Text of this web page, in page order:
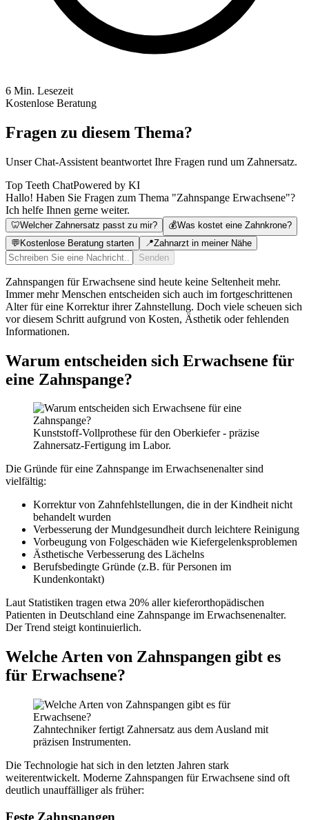
6 Min. Lesezeit
Kostenlose Beratung
Fragen zu diesem Thema?
Unser Chat-Assistent beantwortet Ihre Fragen rund um Zahnersatz.
Top Teeth ChatPowered by KI
Hallo! Haben Sie Fragen zum Thema "Zahnspange Erwachsene"?
Ich helfe Ihnen gerne weiter.
🦷Welcher Zahnersatz passt zu mir? 💰Was kostet eine Zahnkrone?
💬Kostenlose Beratung starten 📍Zahnarzt in meiner Nähe
Senden
Zahnspangen für Erwachsene sind heute keine Seltenheit mehr.
Immer mehr Menschen entscheiden sich auch im fortgeschrittenen
Alter für eine Korrektur ihrer Zahnstellung. Doch viele scheuen sich
vor diesem Schritt aufgrund von Kosten, Ästhetik oder fehlenden
Informationen.
Warum entscheiden sich Erwachsene für
eine Zahnspange?
Kunststoff-Vollprothese für den Oberkiefer - präzise
Zahnersatz-Fertigung im Labor.
Die Gründe für eine Zahnspange im Erwachsenenalter sind
vielfältig:
Korrektur von Zahnfehlstellungen, die in der Kindheit nicht
behandelt wurden
Verbesserung der Mundgesundheit durch leichtere Reinigung
Vorbeugung von Folgeschäden wie Kiefergelenksproblemen
Ästhetische Verbesserung des Lächelns
Berufsbedingte Gründe (z.B. für Personen im
Kundenkontakt)
Laut Statistiken tragen etwa 20% aller kieferorthopädischen
Patienten in Deutschland eine Zahnspange im Erwachsenenalter.
Der Trend steigt kontinuierlich.
Welche Arten von Zahnspangen gibt es
für Erwachsene?
Zahntechniker fertigt Zahnersatz aus dem Ausland mit
präzisen Instrumenten.
Die Technologie hat sich in den letzten Jahren stark
weiterentwickelt. Moderne Zahnspangen für Erwachsene sind oft
deutlich unauffälliger als früher:
Feste Zahnspangen